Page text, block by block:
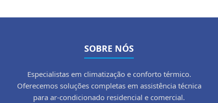
SOBRE NÓS
Especialistas em climatização e conforto térmico.
Oferecemos soluções completas em assistência técnica
para ar-condicionado residencial e comercial.